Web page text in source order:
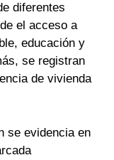
diferentes
el acceso a
educación y
se registran
de vivienda
se evidencia en